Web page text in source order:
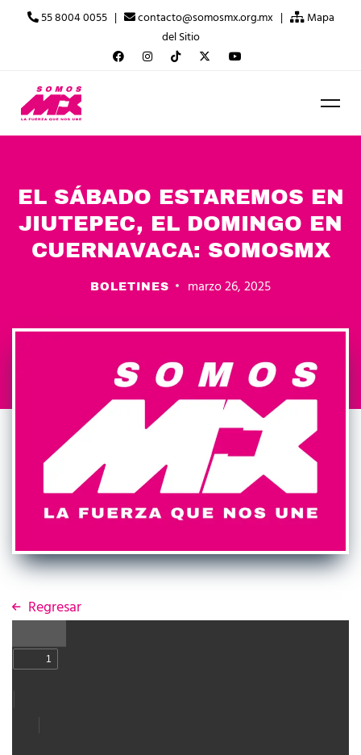
55 8004 0055 | contacto@somosmx.org.mx |
Mapa
del Sitio
EL SÁBADO ESTAREMOS EN
JIUTEPEC, EL DOMINGO EN
CUERNAVACA: SOMOSMX
BOLETINES marzo 26, 2025
Regresar